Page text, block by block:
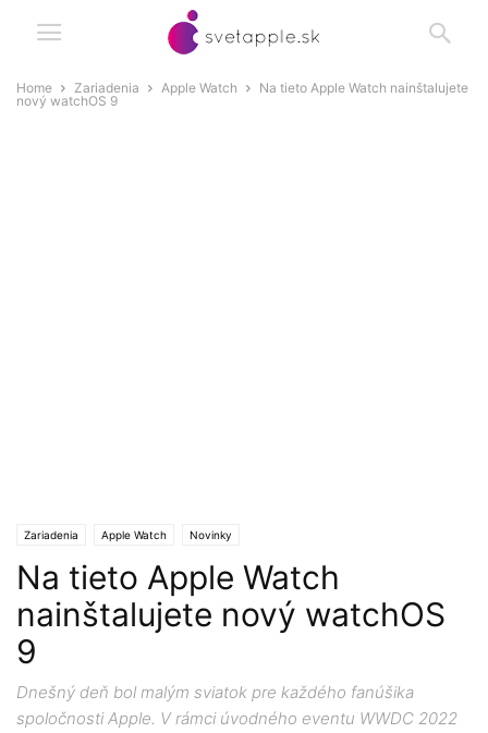
Home Zariadenia Apple Watch
Na tieto Apple Watch nainštalujete
nový watchOS 9
Zariadenia Apple Watch Novinky
Na tieto Apple Watch
nainštalujete nový watchOS
9
Dnešný deň bol malým sviatok pre každého fanúšika
spoločnosti Apple. V rámci úvodného eventu WWDC 2022